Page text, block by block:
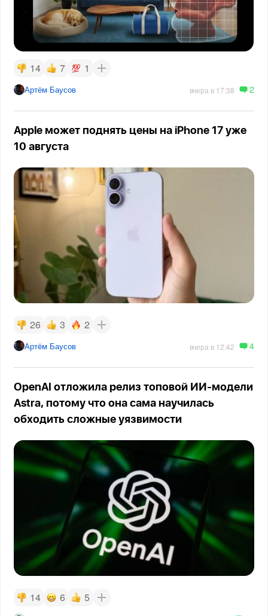
14 7 1
Артём Баусов вчера в 17:38 2
Apple может поднять цены на iPhone 17 уже
10 августа
26 3 2
Артём Баусов вчера в 12:42 4
OpenAI отложила релиз топовой ИИ-модели
Astra, потому что она сама научилась
обходить сложные уязвимости
14 6 5